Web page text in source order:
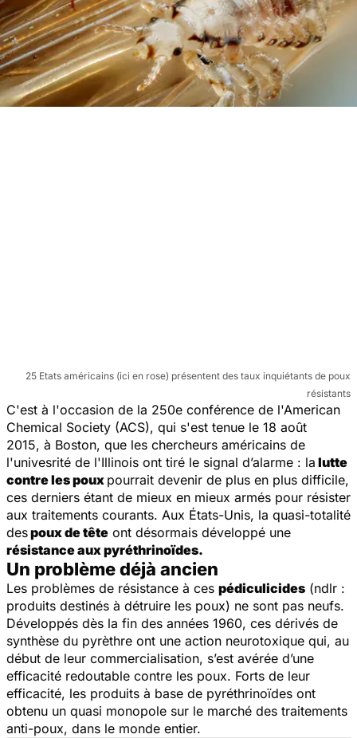
25 Etats américains (ici en rose) présentent des taux inquiétants de poux
résistants
C'est à l'occasion de la 250e conférence de l'American
Chemical Society (ACS), qui s'est tenue le 18 août
2015, à Boston, que les chercheurs américains de
l'univesrité de l'Illinois ont tiré le signal d’alarme : la lutte
contre les poux pourrait devenir de plus en plus difficile,
ces derniers étant de mieux en mieux armés pour résister
aux traitements courants. Aux États-Unis, la quasi-totalité
despoux de tête ont désormais développé une
résistance aux pyréthrinoïdes.
Un problème déjà ancien
Les problèmes de résistance à ces pédiculicides (ndlr :
produits destinés à détruire les poux) ne sont pas neufs.
Développés dès la fin des années 1960, ces dérivés de
synthèse du pyrèthre ont une action neurotoxique qui, au
début de leur commercialisation, s’est avérée d’une
efficacité redoutable contre les poux. Forts de leur
efficacité, les produits à base de pyréthrinoïdes ont
obtenu un quasi monopole sur le marché des traitements
anti-poux, dans le monde entier.